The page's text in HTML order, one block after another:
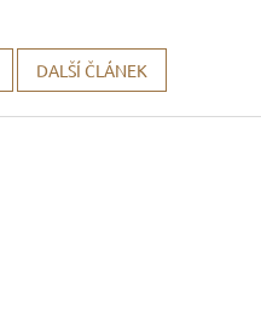
DALŠÍ ČLÁNEK